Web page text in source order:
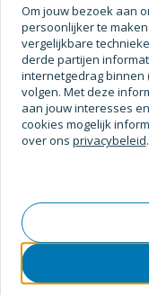
vermenging van de
boorgat.
Prijs op aanvraag
Specificaties
Afmetingen
Documenten
Product URLS
Webpagina
Om jouw bezoek aan
persoonlijker te
vergelijkbare
derde partijen
internetgedrag binnen
volgen. Met deze
aan jouw interesses
cookies mogelijk
over ons privacybeleid.